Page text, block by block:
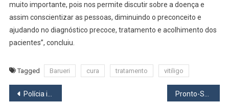
muito importante, pois nos permite discutir sobre a doença e
assim conscientizar as pessoas, diminuindo o preconceito e
ajudando no diagnóstico precoce, tratamento e acolhimento dos
pacientes”, concluiu.
Tagged Barueri cura tratamento vitiligo
Navegação
Polícia intercepta sequestrador na avenida Presidente Altino e resgata vítima em cativeiro